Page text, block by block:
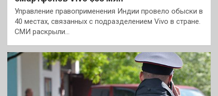
Управление правоприменения Индии провело обыски в
40 местах, связанных с подразделением Vivo в стране.
СМИ раскрыли…